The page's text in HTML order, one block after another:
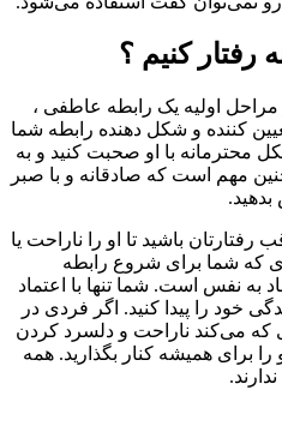
رفتار کنیم ؟
اولیه یک رابطه عاطفی ،
کننده و شکل دهنده رابطه شما
محترمانه با او صحبت کنید و به
مهم است که صادقانه و با صبر
باشید تا او را ناراحت یا
که شما برای شروع رابطه
به نفس است. شما تنها با اعتماد
خود را پیدا کنید. اگر فردی در
که می‌کند ناراحت و دلسرد کردن
برای همیشه کنار بگذارید. همه